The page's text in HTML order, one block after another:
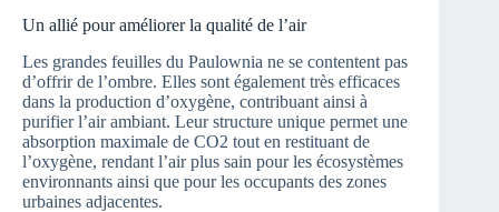
Un allié pour améliorer la qualité de l’air
Les grandes feuilles du Paulownia ne se contentent pas
d’offrir de l’ombre. Elles sont également très efficaces
dans la production d’oxygène, contribuant ainsi à
purifier l’air ambiant. Leur structure unique permet une
absorption maximale de CO2 tout en restituant de
l’oxygène, rendant l’air plus sain pour les écosystèmes
environnants ainsi que pour les occupants des zones
urbaines adjacentes.